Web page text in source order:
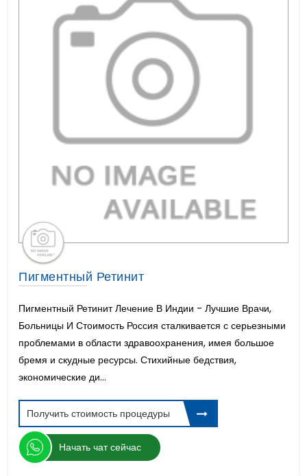
Пигментный Ретинит
Пигментный Ретинит Лечение В Индии - Лучшие Врачи,
Больницы И Стоимость Россия сталкивается с серьезными
проблемами в области здравоохранения, имея большое
бремя и скудные ресурсы. Стихийные бедствия,
экономические ди...
Получить стоимость процедуры
Начать чат сейчас